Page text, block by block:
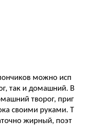
можно исп
так и домашний. В
творог, приг
своими руками. Т
жирный, поэт